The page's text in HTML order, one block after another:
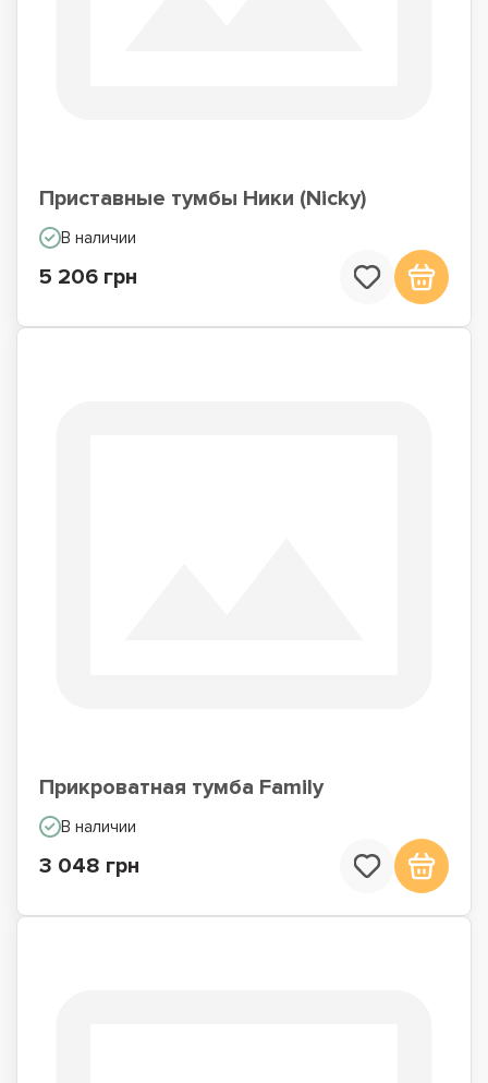
Приставные тумбы Ники (Nicky)
В наличии
5 206 грн
Прикроватная тумба Family
В наличии
3 048 грн